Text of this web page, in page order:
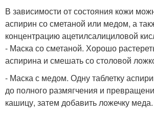
В зависимости от состояния кожи
аспирин со сметаной или медом, а
концентрацию ацетилсалициловой
- Маска со сметаной. Хорошо
аспирина и смешать со столовой
- Маска с медом. Одну таблетку
до полного размягчения и
кашицу, затем добавить ложечку меда.